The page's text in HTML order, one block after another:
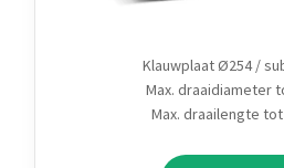
Klauwplaat Ø254 /
Max. draaidiameter
Max. draailengte tot